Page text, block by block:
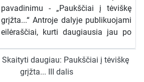
buvusių tremtinių, politinių kalinių,
partizanų prisiminimus... Į šį rinkinėlį
sudėjau tik dalelę tos kūrybos. Nors
ir nebuvau prisiekęs poetas, bet
poezija buvo mano sielos kerėtoja ir
guodėja, kuri skaudžiais
pavadinimu - „Paukščiai į tėviškę
grįžta...“ Antroje dalyje publikuojami
eilėraščiai, kurti daugiausia jau po
Rašiau įvairiausiomis temomis, todėl
nesistengiau jų skirstyti į atskirus
Skaityti daugiau: Paukščiai į tėviškę
grįžta... III dalis